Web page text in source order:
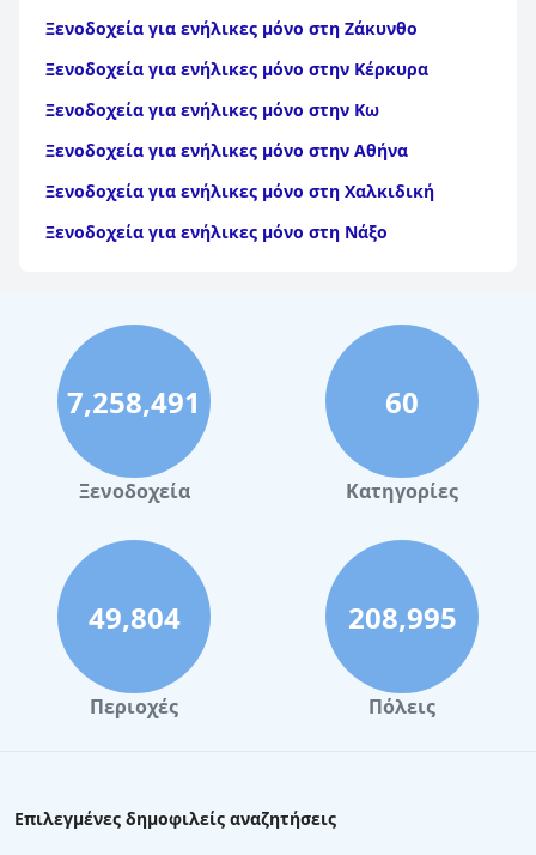
Ξενοδοχεία για ενήλικες μόνο στη Ζάκυνθο
Ξενοδοχεία για ενήλικες μόνο στην Κέρκυρα
Ξενοδοχεία για ενήλικες μόνο στην Κω
Ξενοδοχεία για ενήλικες μόνο στην Αθήνα
Ξενοδοχεία για ενήλικες μόνο στη Χαλκιδική
Ξενοδοχεία για ενήλικες μόνο στη Νάξο
7,258,491
Ξενοδοχεία
60
Κατηγορίες
49,804
Περιοχές
208,995
Πόλεις
Επιλεγμένες δημοφιλείς αναζητήσεις